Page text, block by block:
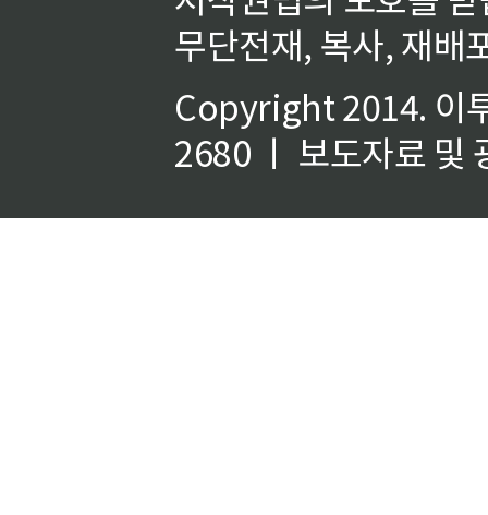
무단전재, 복사, 재배
Copyright 2014. 이
2680 ㅣ 보도자료